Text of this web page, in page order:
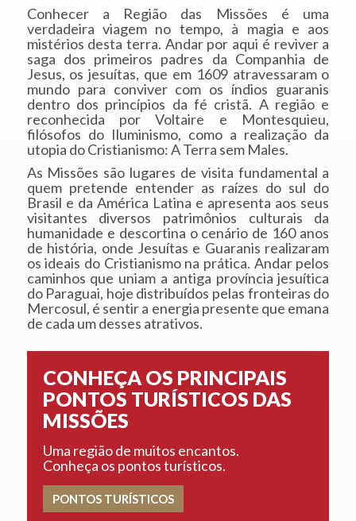
Conhecer a Região das Missões é uma
verdadeira viagem no tempo, à magia e aos
mistérios desta terra. Andar por aqui é reviver a
saga dos primeiros padres da Companhia de
Jesus, os jesuítas, que em 1609 atravessaram o
mundo para conviver com os índios guaranis
dentro dos princípios da fé cristã. A região e
reconhecida por Voltaire e Montesquieu,
filósofos do Iluminismo, como a realização da
utopia do Cristianismo: A Terra sem Males.
As Missões são lugares de visita fundamental a
quem pretende entender as raízes do sul do
Brasil e da América Latina e apresenta aos seus
visitantes diversos patrimônios culturais da
humanidade e descortina o cenário de 160 anos
de história, onde Jesuítas e Guaranis realizaram
os ideais do Cristianismo na prática. Andar pelos
caminhos que uniam a antiga província jesuítica
do Paraguai, hoje distribuídos pelas fronteiras do
Mercosul, é sentir a energia presente que emana
de cada um desses atrativos.
CONHEÇA OS PRINCIPAIS
PONTOS TURÍSTICOS DAS
MISSÕES
Uma região de muitos encantos.
Conheça os pontos turísticos.
PONTOS TURÍSTICOS